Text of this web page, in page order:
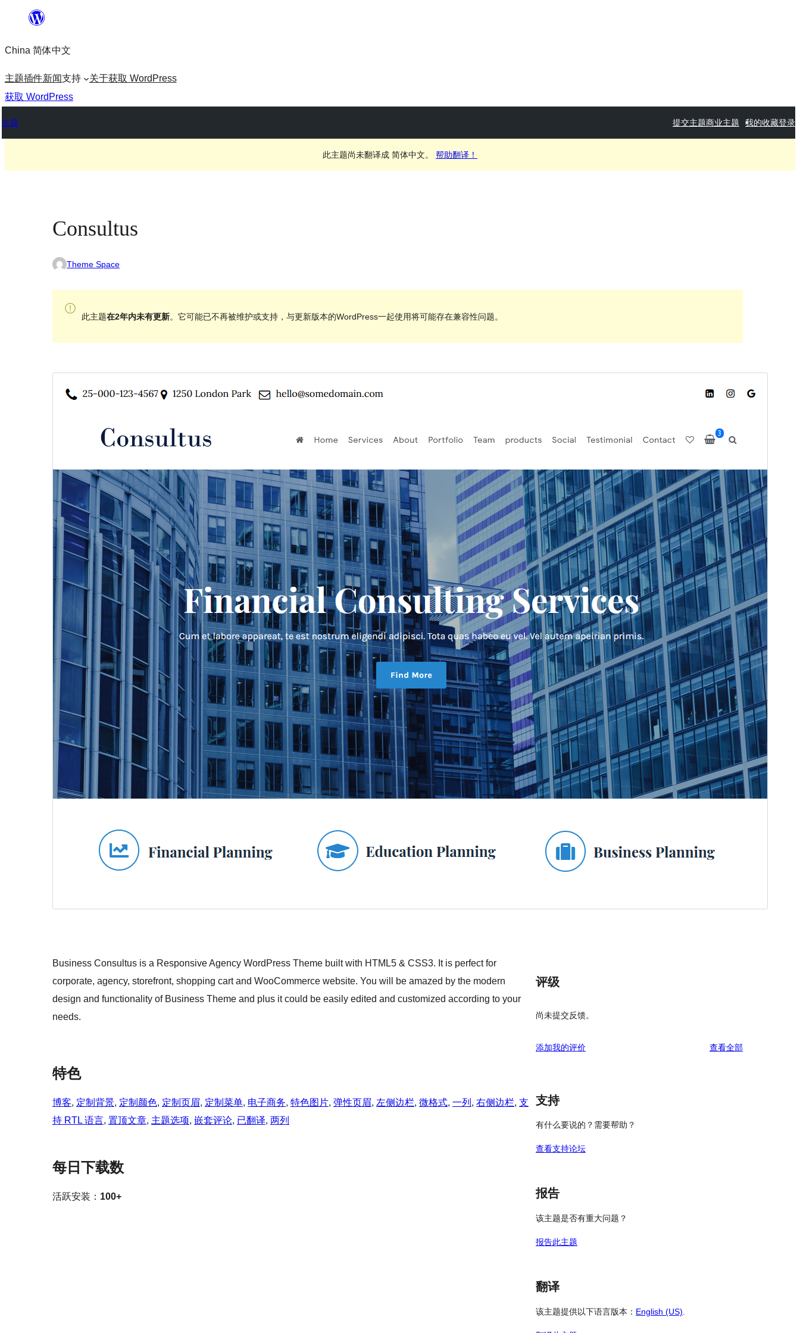
内
容
China 简体中文
主题插件新闻支持 关于获取 WordPress
获取 WordPress
主题 提交主题商业主题 我的收藏登录
此主题尚未翻译成 简体中文。 帮助翻译！
Consultus
Theme Space
此主题在2年内未有更新。它可能已不再被维护或支持，与更新版本的WordPress一起使用将可能存在兼容性问题。
最新更新
2023年4月19日
活跃安装
100+
PHP 版本
5.6
Business Consultus is a Responsive Agency WordPress Theme built with HTML5 & CSS3. It is perfect for
corporate, agency, storefront, shopping cart and WooCommerce website. You will be amazed by the modern
design and functionality of Business Theme and plus it could be easily edited and customized according to your
needs.
特色
博客, 定制背景, 定制颜色, 定制页眉, 定制菜单, 电子商务, 特色图片, 弹性页眉, 左侧边栏, 微格式, 一列 , 右侧边栏, 支
持 RTL 语言, 置顶文章, 主题选项, 嵌套评论, 已翻译, 两列
每日下载数
活跃安装： 100+
评级
尚未提交反馈。
添加我的评价 查看全部评
支持
有什么要说的？需要帮助？
查看支持论坛
报告
该主题是否有重大问题？
报告此主题
翻译
该主题提供以下语言版本： English (US)